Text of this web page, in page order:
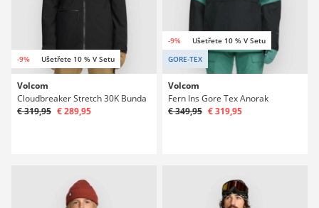
-9% Ušetřete 10 % V Setu
Volcom
Cloudbreaker Stretch 30K Bunda
€ 319,95 € 289,95
-9%
Ušetřete 10 % V Setu
GORE-TEX
Volcom
Fern Ins Gore Tex Anorak
€ 349,95 € 319,95